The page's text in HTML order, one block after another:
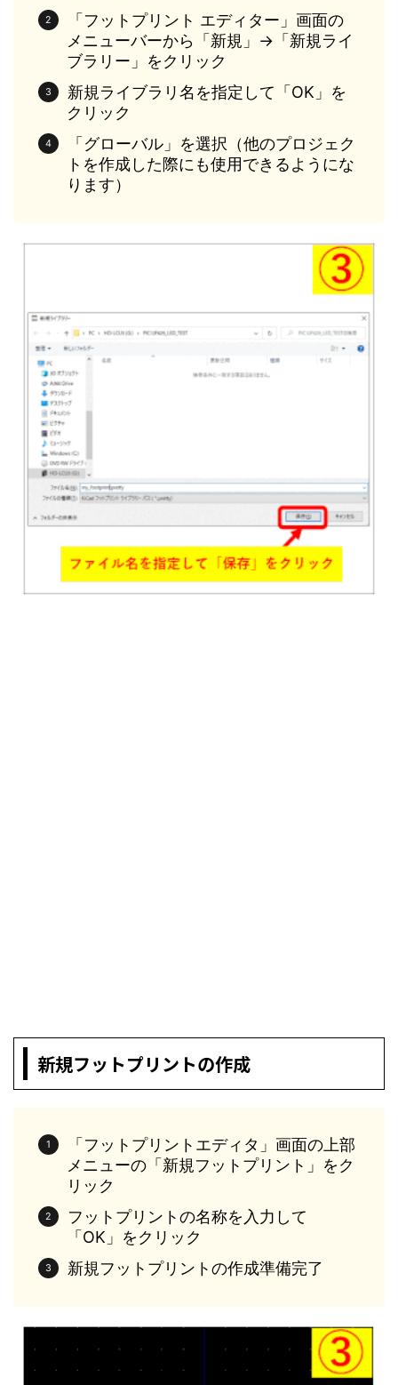
「フットプリント エディター」画面の
メニューバーから「新規」→「新規ライ
ブラリー」をクリック
新規ライブラリ名を指定して「OK」を
クリック
「グローバル」を選択（他のプロジェク
トを作成した際にも使用できるようにな
ります）
新規フットプリントの作成
「フットプリントエディタ」画面の上部
メニューの「新規フットプリント」をク
リック
フットプリントの名称を入力して
「OK」をクリック
新規フットプリントの作成準備完了